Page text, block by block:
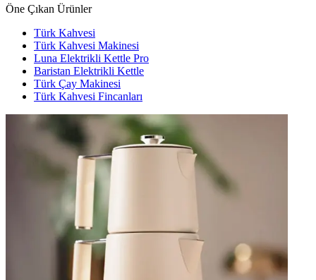
Öne Çıkan Ürünler
Türk Kahvesi
Türk Kahvesi Makinesi
Luna Elektrikli Kettle Pro
Baristan Elektrikli Kettle
Türk Çay Makinesi
Türk Kahvesi Fincanları